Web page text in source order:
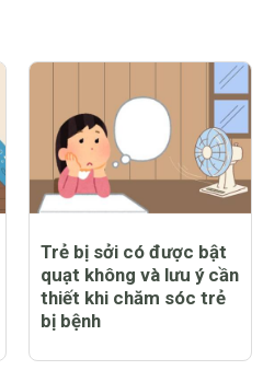
Trẻ bị sởi có được bật
quạt không và lưu ý cần
thiết khi chăm sóc trẻ
bị bệnh